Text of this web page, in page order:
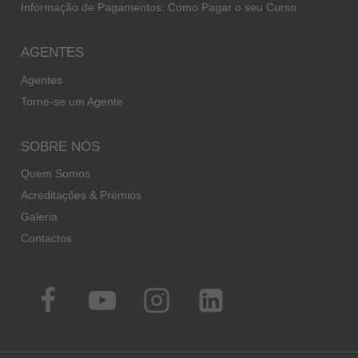
Informação de Pagamentos: Como Pagar o seu Curso
AGENTES
Agentes
Torne-se um Agente
SOBRE NÓS
Quem Somos
Acreditações & Prémios
Galeria
Contactos